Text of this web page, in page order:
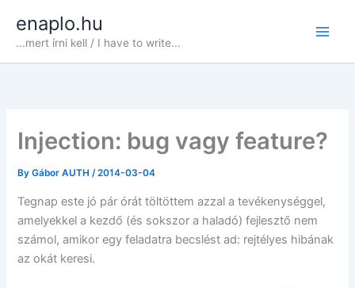
content
enaplo.hu
...mert írni kell / I have to write...
Injection: bug vagy feature?
ByGábor AUTH/2014-03-04
Tegnap este jó pár órát töltöttem azzal a tevékenységgel,
amelyekkel a kezdő (és sokszor a haladó) fejlesztő nem
számol, amikor egy feladatra becslést ad: rejtélyes hibának
az okát keresi.